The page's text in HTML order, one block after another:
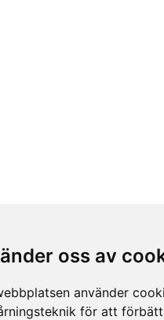
oss av
använder
för att